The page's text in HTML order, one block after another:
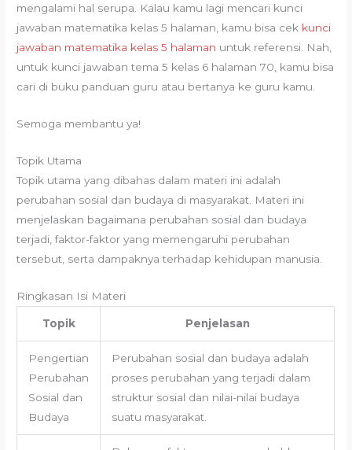
mengalami hal serupa. Kalau kamu lagi mencari kunci
jawaban matematika kelas 5 halaman, kamu bisa cek kunci
jawaban matematika kelas 5 halaman untuk referensi. Nah,
untuk kunci jawaban tema 5 kelas 6 halaman 70, kamu bisa
cari di buku panduan guru atau bertanya ke guru kamu.
Semoga membantu ya!
Topik Utama
Topik utama yang dibahas dalam materi ini adalah
perubahan sosial dan budaya di masyarakat. Materi ini
menjelaskan bagaimana perubahan sosial dan budaya
terjadi, faktor-faktor yang memengaruhi perubahan
tersebut, serta dampaknya terhadap kehidupan manusia.
Ringkasan Isi Materi
Topik Penjelasan
Pengertian
Perubahan
Sosial dan
Budaya
Perubahan sosial dan budaya adalah
proses perubahan yang terjadi dalam
struktur sosial dan nilai-nilai budaya
suatu masyarakat.